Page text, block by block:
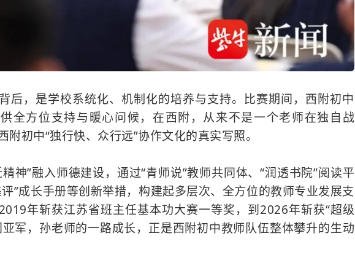
后，是学校系统化、机制化的培养与支持。比赛期间，西附初中
全方位支持与暖心问候，在西附，从来不是一个老师在独自战
附初中“独行快、众行远”协作文化的真实写照。
神”融入师德建设，通过“青师说”教师共同体、“润透书院”阅读平
评”成长手册等创新举措，构建起多层次、全方位的教师专业发展支
年斩获江苏省班主任基本功大赛一等奖，到2026年斩获“超级
亚军，孙老师的一路成长，正是西附初中教师队伍整体攀升的生动